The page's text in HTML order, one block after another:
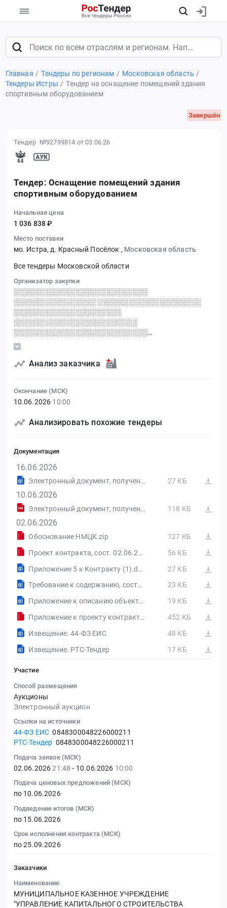
Главная Тендеры по регионам
Московская область
Тендеры Истры
Тендер на оснащение помещений здания
спортивным оборудованием
Завершён
Тендер №92799814 от 03.06.26
Тендер: Оснащение помещений здания
спортивным оборудованием
Начальная цена
1 036 838 ₽
Место поставки
мо. Истра, д. Красный Посёлок , Московская область
Все тендеры Московской области
Организатор закупки
░░░░░░░░░░░░░░░░░░░░░░░░░░
░░░░░░░░░░░░░░░░ ░░░░░░░░░░░░░░░░░░░░
░░░░░░░░░░░░░░░░░░░░░
░░░░░░░░░░░░░░░░░░░░░░░░
░░░░░░░░░░░░░░░░░░░░░░░░░░
░░░░░░░░░░░░░░░░░░░░░░░░░░░░
░░░░░░░░░░░░ ░░░░░░░░░░░
Анализ заказчика
Окончание (МСК)
10.06.2026 10:00
Анализировать похожие тендеры
Документация
16.06.2026
Электронный документ, полученный из внешней системы.pdf 27 КБ
10.06.2026
Электронный документ, полученный из внешней системы.pdf 118 КБ
02.06.2026
Обоснование НМЦК.zip
127 КБ
Проект контракта, сост. 02.06.2026.zip
56 КБ
Приложение 5 к Контракту (1).docx
27 КБ
Требование к содержанию, составу заявки на участие в закупке закупка №041127-26.docx
23 КБ
Приложение к описанию объекта закупки: характеристики товара.docx
19 КБ
Приложение к проекту контракта, сост. 02.06.2026.zip
452 КБ
Извещение. 44-ФЗ ЕИС
48 КБ
Извещение. РТС-Тендер
17 КБ
Участие
Способ размещения
Аукционы
Электронный аукцион
Ссылки на источники
44-ФЗ ЕИС 0848300048226000211
РТС-Тендер 0848300048226000211
Подача заявок (МСК)
02.06.202621:48 - 10.06.2026 10:00
Подача ценовых предложений (МСК)
по 10.06.2026
Подведение итогов (МСК)
по 15.06.2026
Срок исполнения контракта (МСК)
по 25.09.2026
Заказчики
Наименование
МУНИЦИПАЛЬНОЕ КАЗЕННОЕ УЧРЕЖДЕНИЕ
"УПРАВЛЕНИЕ КАПИТАЛЬНОГО СТРОИТЕЛЬСТВА